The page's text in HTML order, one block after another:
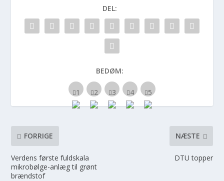
DEL:
BEDØM:
FORRIGE
Verdens første fuldskala
mikrobølge-anlæg til grønt
brændstof
NÆSTE
DTU topper